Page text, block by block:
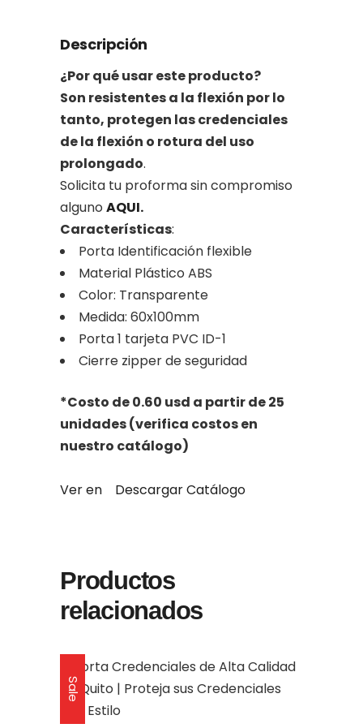
Descripción
¿Por qué usar este producto?
Son resistentes a la flexión por lo
tanto, protegen las credenciales
de la flexión o rotura del uso
prolongado.
Solicita tu proforma sin compromiso
alguno AQUI.
Características:
Porta Identificación flexible
Material Plástico ABS
Color: Transparente
Medida: 60x100mm
Porta 1 tarjeta PVC ID-1
Cierre zipper de seguridad
*Costo de 0.60 usd a partir de 25
unidades (verifica costos en
nuestro catálogo)
Ver en Descargar Catálogo
Productos
relacionados
Sale